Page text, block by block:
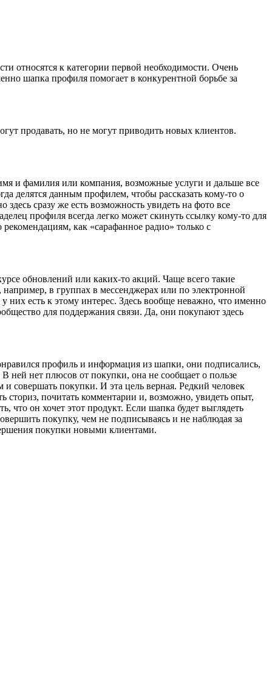
относятся к категории первой необходимости. Очень
шапка профиля помогает в конкурентной борьбе за
продавать, но не могут приводить новых клиентов.
и фамилия или компания, возможные услуги и дальше все
делятся данным профилем, чтобы рассказать кому-то о
сразу же есть возможность увидеть на фото все
профиля всегда легко может скинуть ссылку кому-то для
как «сарафанное радио» только с
обновлений или каких-то акций. Чаще всего такие
в группах в мессенджерах или по электронной
них есть к этому интерес. Здесь вообще неважно, что именно
для поддержания связи. Да, они покупают здесь
профиль и информация из шапки, они подписались,
ней нет плюсов от покупки, она не сообщает о пользе
и совершать покупки. И эта цель верная. Редкий человек
сториз, почитать комментарии и, возможно, увидеть опыт,
что он хочет этот продукт. Если шапка будет выглядеть
покупку, чем не подписываясь и не наблюдая за
покупки новыми клиентами.